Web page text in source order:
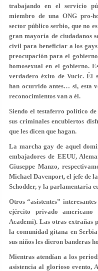
trabajando en el servicio
miembro de una ONG pro-
sector público serbio, que no
gran mayoría de ciudadanos
civil para beneficiar a los
preocupación para el
homosexual en el gobierno.
verdadero éxito de Vucic. Él
han ocurrido antes… si, esta
reconocimientos van a él.
Siendo el testaferro político
sus criminales encubiertos
que les dicen que hagan.
La marcha gay de aquel
embajadores de EEUU,
Giuseppe Manzo,
Michael Davenport, el jefe de
Schodder, y la parlamentaria
Otros “asistentes”
ejército privado americano
Academi). Las otras extrañas
la comunidad gitana en
sus niños les dieron banderas
Mientras atendían a los
asistencia al glorioso evento,